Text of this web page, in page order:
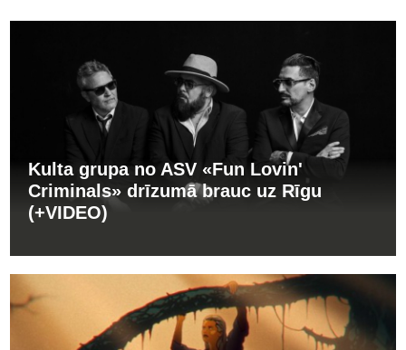
Kulta grupa no ASV «Fun Lovin'
Criminals» drīzumā brauc uz Rīgu
(+VIDEO)